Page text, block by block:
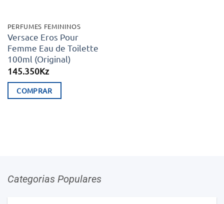
PERFUMES FEMININOS
Versace Eros Pour
Femme Eau de Toilette
100ml (Original)
145.350Kz
COMPRAR
Categorias Populares